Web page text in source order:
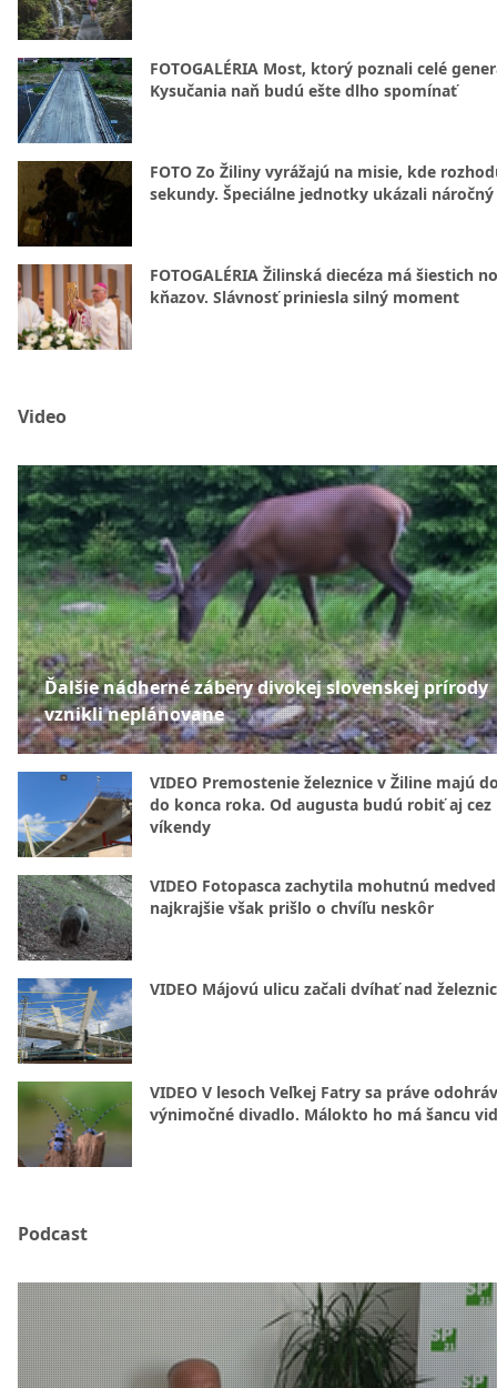
FOTOGALÉRIA Most, ktorý poznali celé
Kysučania naň budú ešte dlho spomínať
FOTO Zo Žiliny vyrážajú na misie, kde
sekundy. Špeciálne jednotky ukázali
FOTOGALÉRIA Žilinská diecéza má šiestich
kňazov. Slávnosť priniesla silný moment
Video
Ďalšie nádherné zábery divokej slovenskej prírody
vznikli neplánovane
VIDEO Premostenie železnice v Žiline majú
do konca roka. Od augusta budú robiť aj cez
víkendy
VIDEO Fotopasca zachytila mohutnú
najkrajšie však prišlo o chvíľu neskôr
VIDEO Májovú ulicu začali dvíhať nad
VIDEO V lesoch Veľkej Fatry sa práve
výnimočné divadlo. Málokto ho má šancu
Podcast